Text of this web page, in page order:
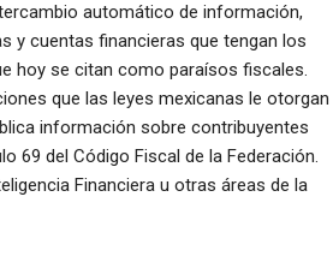
automático de información,
y cuentas financieras que tengan los
hoy se citan como paraísos fiscales.
que las leyes mexicanas le otorgan
información sobre contribuyentes
69 del Código Fiscal de la Federación.
Financiera u otras áreas de la